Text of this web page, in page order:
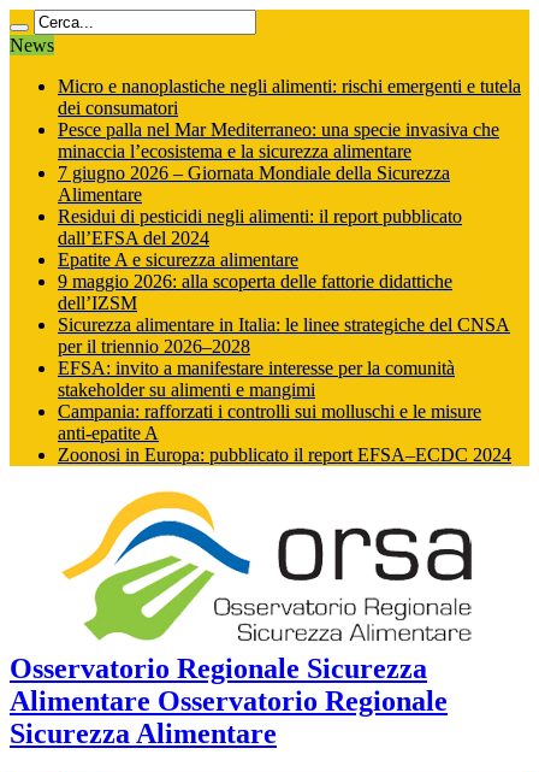
News
Micro e nanoplastiche negli alimenti: rischi emergenti e tutela
dei consumatori
Pesce palla nel Mar Mediterraneo: una specie invasiva che
minaccia l’ecosistema e la sicurezza alimentare
7 giugno 2026 – Giornata Mondiale della Sicurezza
Alimentare
Residui di pesticidi negli alimenti: il report pubblicato
dall’EFSA del 2024
Epatite A e sicurezza alimentare
9 maggio 2026: alla scoperta delle fattorie didattiche
dell’IZSM
Sicurezza alimentare in Italia: le linee strategiche del CNSA
per il triennio 2026–2028
EFSA: invito a manifestare interesse per la comunità
stakeholder su alimenti e mangimi
Campania: rafforzati i controlli sui molluschi e le misure
anti‑epatite A
Zoonosi in Europa: pubblicato il report EFSA–ECDC 2024
Osservatorio Regionale Sicurezza
Alimentare Osservatorio Regionale
Sicurezza Alimentare